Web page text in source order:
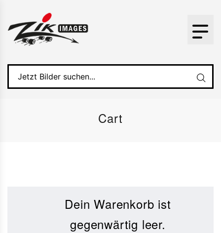
Cart
Dein Warenkorb ist
gegenwärtig leer.